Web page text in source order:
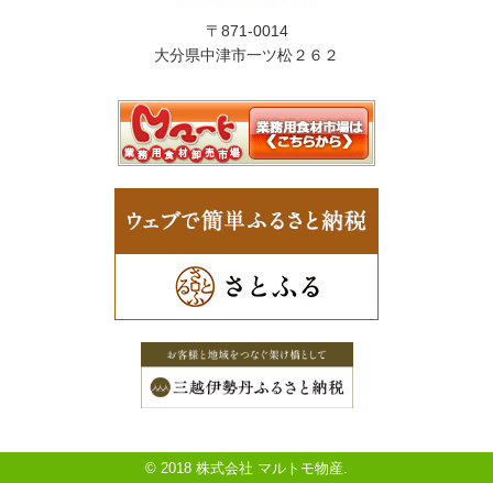
〒871-0014
大分県中津市一ツ松２６２
© 2018 株式会社 マルトモ物産.